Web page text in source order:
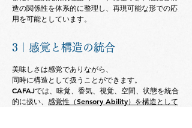
造の関係性を体系的に整理し、再現可能な形での応
用を可能としています。
3｜感覚と構造の統合
美味しさは感覚でありながら、
同時に構造として扱うことができます。
CAFAJでは、味覚、香気、視覚、空間、状態を統合
的に扱い、 感覚性（Sensory Ability）を構造として